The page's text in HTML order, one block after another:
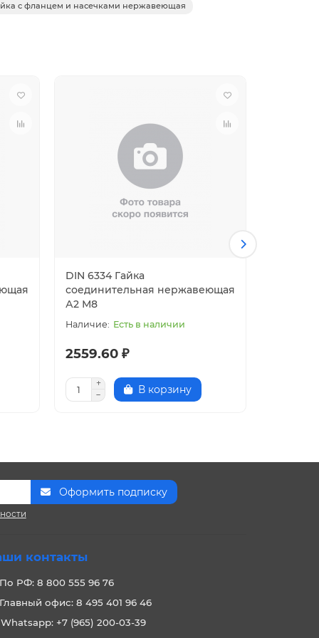
с фланцем и насечками нержавеющая
DIN 6334 Гайка
соединительная нержавеющая
А2 М8
Есть в наличии
2559.60 ₽
В корзину
Оформить подписку
контакты
По РФ: 8 800 555 96 76
Главный офис: 8 495 401 96 46
Whatsapp: +7 (965) 200-03-39